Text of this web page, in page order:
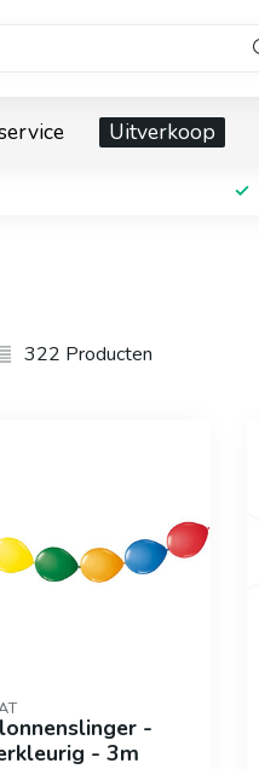
Uitverkoop
322 Producten
-
- 3m